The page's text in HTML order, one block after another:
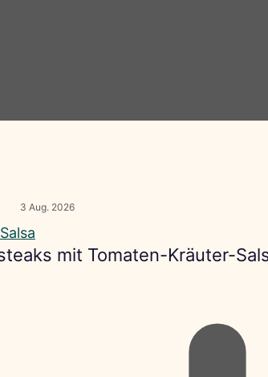
3 Aug. 2026
mit Tomaten-Kräuter-